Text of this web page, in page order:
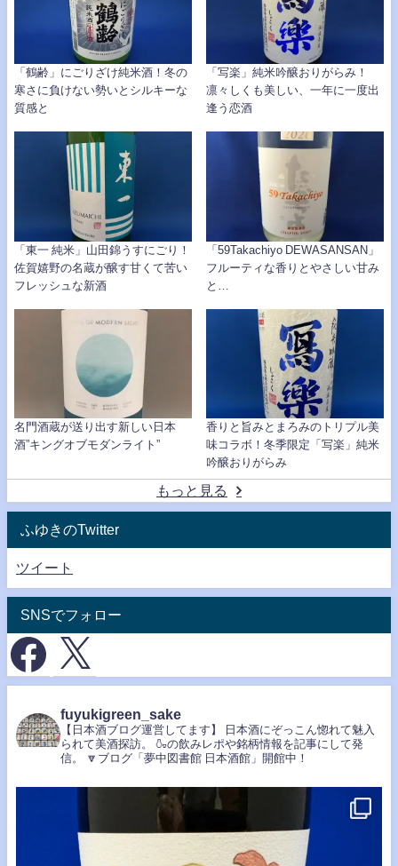
「鶴齢」にごりざけ純米酒！冬の
寒さに負けない勢いとシルキーな
質感と
「写楽」純米吟醸おりがらみ！
凛々しくも美しい、一年に一度出
逢う恋酒
「東一 純米」山田錦うすにごり！
佐賀嬉野の名蔵が醸す甘くて苦い
フレッシュな新酒
「59Takachiyo DEWASANSAN」
フルーティな香りとやさしい甘み
と…
名門酒蔵が送り出す新しい日本
酒”キングオブモダンライト”
香りと旨みとまろみのトリプル美
味コラボ！冬季限定「写楽」純米
吟醸おりがらみ
もっと見る
ふゆきのTwitter
ツイート
SNSでフォロー
fuyukigreen_sake
【日本酒ブログ運営してます】
日本酒にぞっこん惚れて魅入
られて美酒探訪。
🍶の飲みレポや銘柄情報を記事にして発
信。
🔽ブログ「夢中図書館 日本酒館」開館中！